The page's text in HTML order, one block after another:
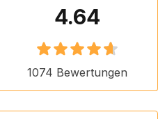
4.64
1074 Bewertungen